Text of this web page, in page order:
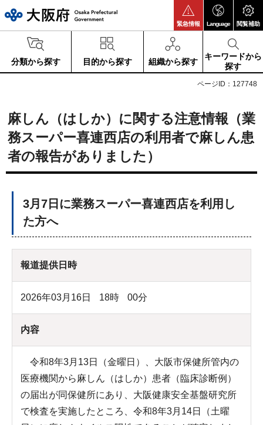
緊急情報 Language 閲覧補助
分類から探す 目的から探す 組織から探す
キーワードから
探す
ページID：127748
麻しん（はしか）に関する注意情報（業
務スーパー喜連西店の利用者で麻しん患
者の報告がありました）
3月7日に業務スーパー喜連西店を利用し
た方へ
報道提供日時
2026年03月16日 18時 00分
内容
令和8年3月13日（金曜日）、大阪市保健所管内の
医療機関から麻しん（はしか）患者（臨床診断例）
の届出が同保健所にあり、大阪健康安全基盤研究所
で検査を実施したところ、令和8年3月14日（土曜